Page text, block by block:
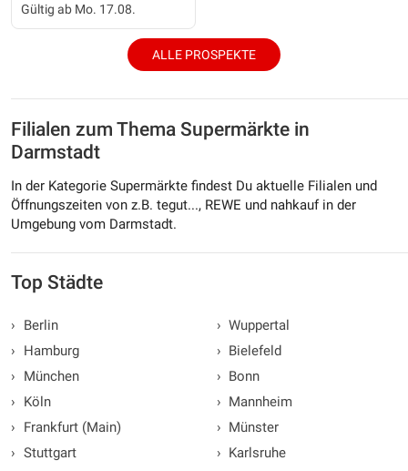
Gültig ab Mo. 17.08.
ALLE PROSPEKTE
Filialen zum Thema Supermärkte in
Darmstadt
In der Kategorie Supermärkte findest Du aktuelle Filialen und
Öffnungszeiten von z.B. tegut..., REWE und nahkauf in der
Umgebung vom Darmstadt.
Top Städte
›
Berlin
›
Hamburg
›
München
›
Köln
›
Frankfurt (Main)
› Stuttgart
› Wuppertal
› Bielefeld
› Bonn
› Mannheim
› Münster
› Karlsruhe